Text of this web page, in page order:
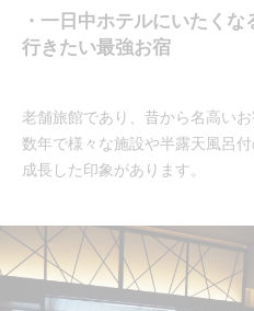
・一日中ホテルにいたく
行きたい最強お宿
老舗旅館であり、昔から名高い
数年で様々な施設や半露天風呂
成長した印象があります。